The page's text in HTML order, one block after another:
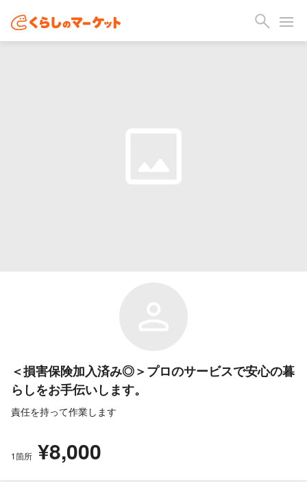
＜損害保険加入済み◎＞プロのサービスで安心の暮
らしをお手伝いします。
責任を持って作業します
1箇所 ¥8,000